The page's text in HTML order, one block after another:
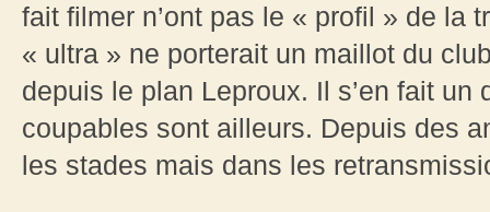
fait filmer n’ont pas le « profil » de la
« ultra » ne porterait un maillot du
depuis le plan Leproux. Il s’en fait
coupables sont ailleurs. Depuis des
les stades mais dans les